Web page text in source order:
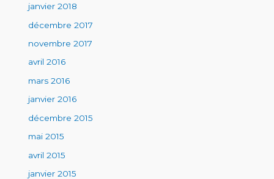
janvier 2018
décembre 2017
novembre 2017
avril 2016
mars 2016
janvier 2016
décembre 2015
mai 2015
avril 2015
janvier 2015